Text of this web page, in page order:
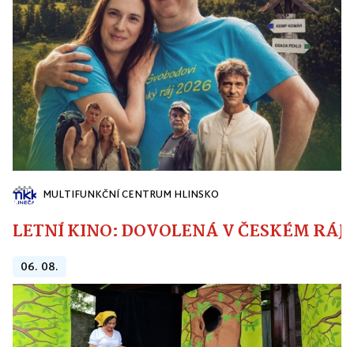
MULTIFUNKČNÍ CENTRUM HLINSKO
LETNÍ KINO: DOVOLENÁ V ČESKÉM RÁJI
06. 08.